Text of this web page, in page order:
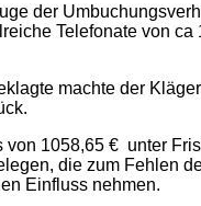
der
Telefonate von ca
machte der
von 1058,65 € unter
die zum Fehlen
Einfluss nehmen.